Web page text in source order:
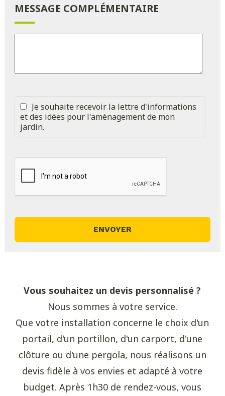
MESSAGE COMPLÉMENTAIRE
Je souhaite recevoir la lettre d'informations
et des idées pour l'aménagement de mon
jardin.
Vous souhaitez un devis personnalisé ?
Nous sommes à votre service.
Que votre installation concerne le choix d'un
portail, d'un portillon, d'un carport, d'une
clôture ou d'une pergola, nous réalisons un
devis fidèle à vos envies et adapté à votre
budget. Après 1h30 de rendez-vous, vous